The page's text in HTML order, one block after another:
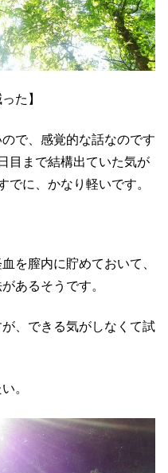
た】
で、感覚的な話なのです
目まで結構出ていた気が
でに、かなり軽いです。
を膣内に貯めておいて、
あるそうです。
、できる気がしなくて試
。